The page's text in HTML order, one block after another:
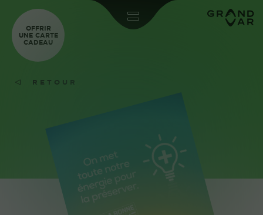
OFFRIR
UNE CARTE
CADEAU
RETOUR